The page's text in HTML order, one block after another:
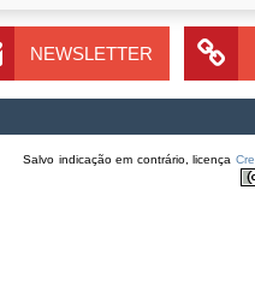
NEWSLETTER
Salvo indicação em contrário, licença